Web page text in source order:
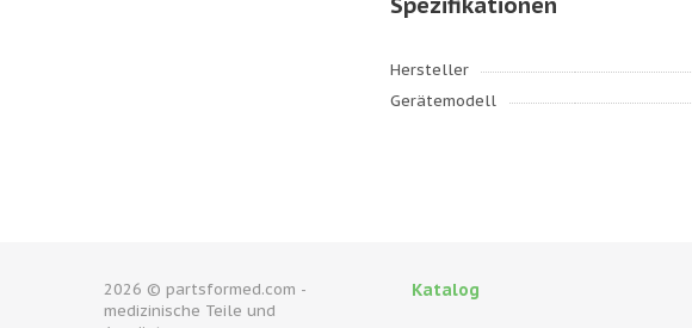
Hersteller
Gerätemodell
2026 © partsformed.com -
medizinische Teile und
Katalog